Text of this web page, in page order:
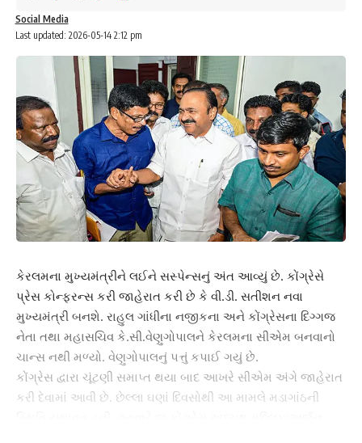
Last updated: 2026-05-14 2:12 pm
Social Media
કેરલમના મુખ્યમંત્રીને લઈને સસ્પેન્સનું અંત આવ્યું છે. કોંગ્રેસે
પ્રેસ કોન્ફરન્સ કરી જાહેરાત કરી છે કે વી.ડી. સતીશન નવા
મુખ્યમંત્રી બનશે. રાહુલ ગાંધીના નજીકના અને કોંગ્રેસના દિગ્ગજ
નેતા તથા મહાસચિવ કે.સી.વેણુગોપાલને કેરલમના સીએમ બનવાનો
ચાન્સ નથી મળ્યો. વેણુગોપાલનું પત્તું કપાઈ ગયું છે.
કોંગ્રેસ દ્વારા ચૂંટણી સમાપ્ત થયા બાદ આખરે સીએમ અંગે જાહેરાત
કરી દેવામાં આવી છે. છેલ્લા ઘણાં દિવસોથી આ મામલે મડાગાંઠની